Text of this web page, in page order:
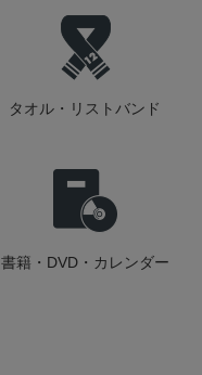
タオル・リストバンド
書籍・DVD・カレンダー